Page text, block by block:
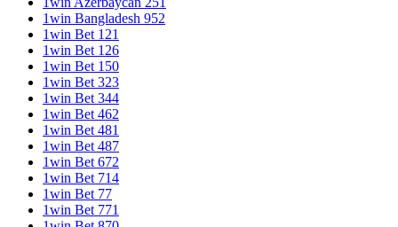
1win Bangladesh 952
1win Bet 121
1win Bet 126
1win Bet 150
1win Bet 323
1win Bet 344
1win Bet 462
1win Bet 481
1win Bet 487
1win Bet 672
1win Bet 714
1win Bet 77
1win Bet 771